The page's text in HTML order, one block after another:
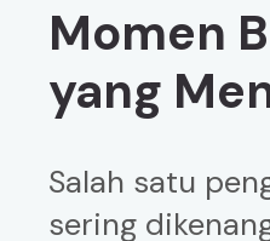
Momen
yang
Salah satu
sering